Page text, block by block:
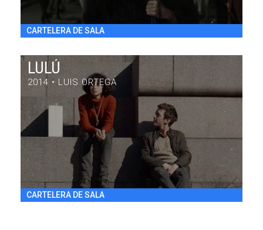
CARTELERA DE SALA
LULÚ
2014 • LUIS ORTEGA
CARTELERA DE SALA
LULÚ
DRAMA / 84' / ARGENTINA / 2014
VIE 31/7 20:30h